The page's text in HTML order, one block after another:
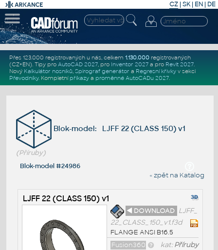
CZ | SK| EN | DE
Přes 123.000 registrovaných u nás, celkem 1.130.000registrovaných
(CZ+EN). Tipy pro AutoCAD 2027, pro Inventor 2027a pro Revit 2027.
Nový Kalkulátor nosníků, Spirograf generátor a Regresní křivkyv sekci
Převodníky. Kompletní příkazya proměnné AutoCADu 2027.
Blok-model: LJFF 22 (CLASS 150) v1
(Příruby)
Blok-model #24986
« zpět na Katalog
LJFF 22 (CLASS 150) v1
◄ DOWNLOAD LJFF_
22_CLASS_150_v1.f3d
FLANGE ANSI B16.5
kat:Příruby
Fusion360